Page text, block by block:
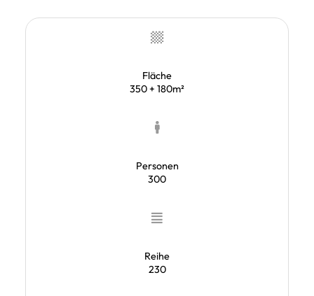
Fläche
350 + 180m²
Personen
300
Reihe
230